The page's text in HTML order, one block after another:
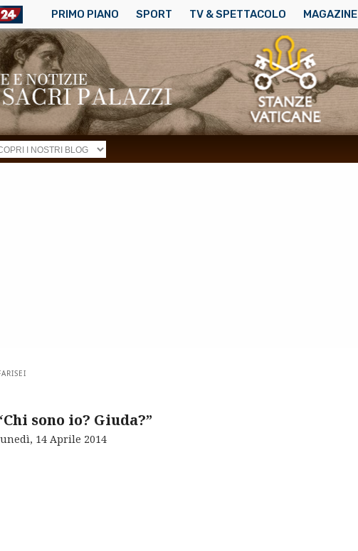
PRIMO PIANO SPORT TV & SPETTACOLO MAGAZINE
sono io? Giuda?”
14 Aprile 2014